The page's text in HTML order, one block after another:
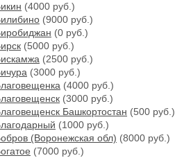
(4000 руб.)
(9000 руб.)
(0 руб.)
(5000 руб.)
(2500 руб.)
(3000 руб.)
(4000 руб.)
(3000 руб.)
Башкортостан (500 руб.)
(1000 руб.)
(Воронежская обл) (8000 руб.)
(7000 руб.)